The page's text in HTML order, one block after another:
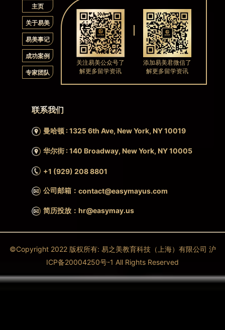
主页
关于易美
易美事记
成功案例
专家团队
联系我们
曼哈顿 : 1325 6th Ave, New York, NY 10019
华尔街 : 140 Broadway, New York, NY 10005
+1 (929) 208 8801
公司邮箱：contact@easymayus.com
简历投放：hr@easymay.us
关注易美公众号了
解更多留学资讯
添加易美君微信了
解更多留学资讯
©Copyright 2022 版权所有: 易之美教育科技（上海）有限公司 沪
ICP备20004250号-1 All Rights Reserved